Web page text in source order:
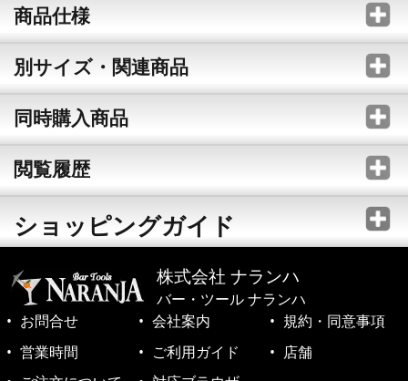
商品仕様
別サイズ・関連商品
同時購入商品
閲覧履歴
ショッピングガイド
株式会社 ナランハ
バー・ツール ナランハ
お問合せ
会社案内
規約・同意事項
営業時間
ご利用ガイド
店舗